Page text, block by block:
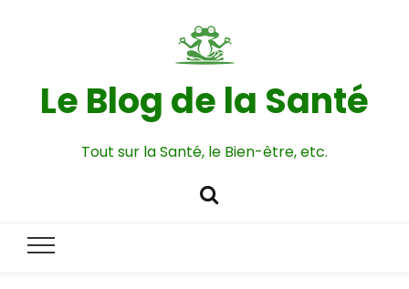
Le Blog de la Santé
Tout sur la Santé, le Bien-être, etc.